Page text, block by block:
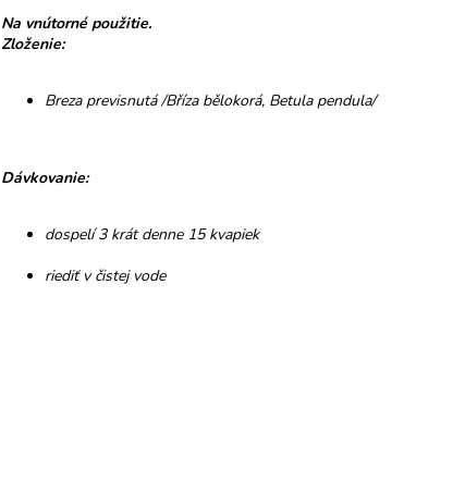
Na vnútorné použitie.
Zloženie:
Breza previsnutá /Bříza bělokorá, Betula pendula/
Dávkovanie:
dospelí 3 krát denne 15 kvapiek
riediť v čistej vode